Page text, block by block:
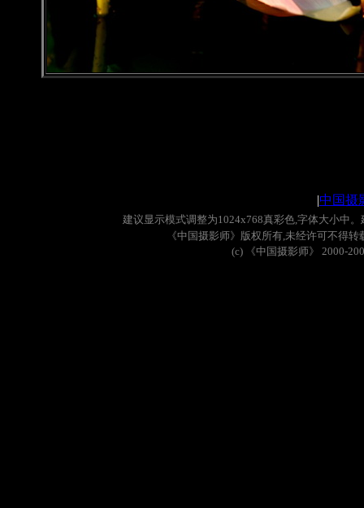
|中国摄
建议显示模式调整为1024x768真彩色,字体大小中。
《中国摄影师》版权所有,未经许可不得转
(c)
《中国摄影师》 2000-200